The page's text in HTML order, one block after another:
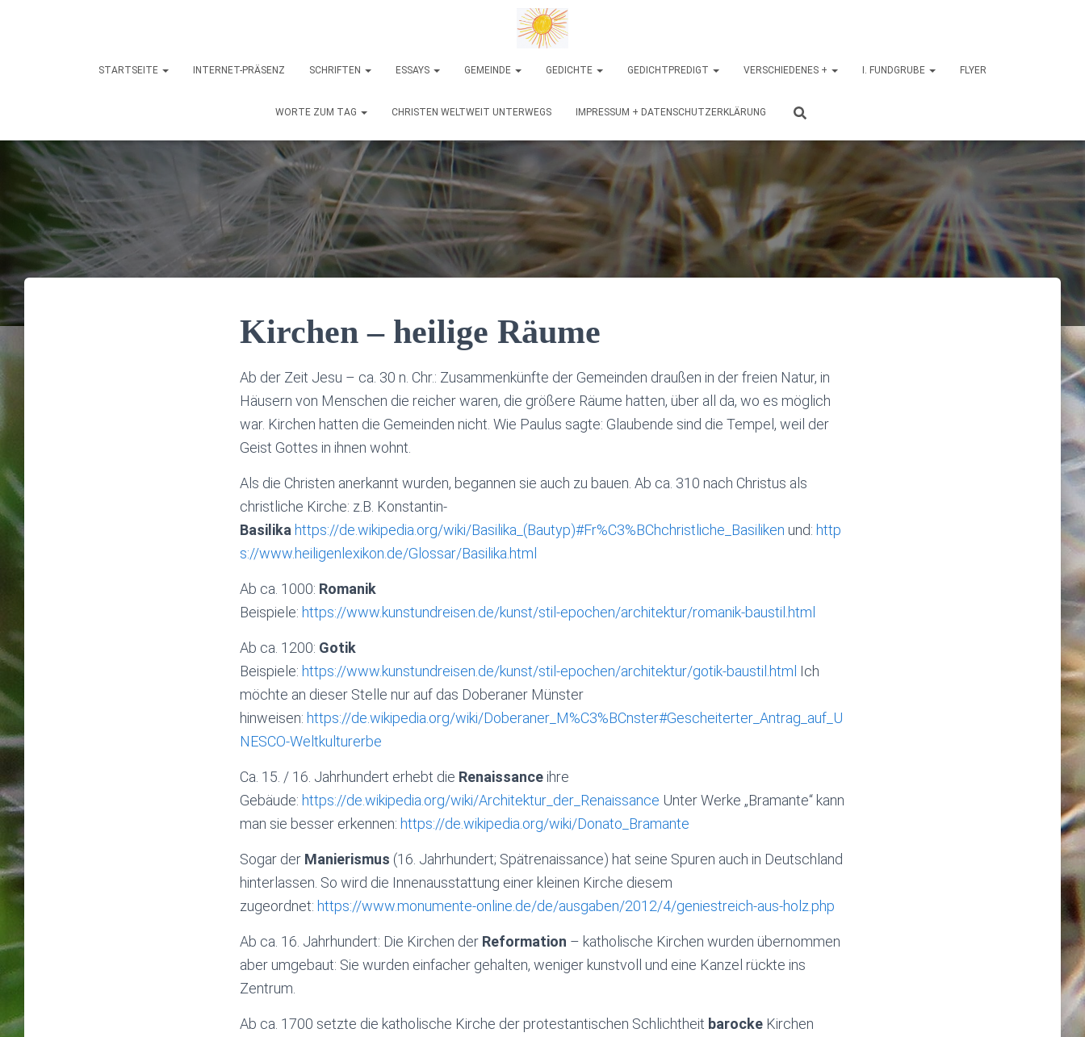
STARTSEITE INTERNET-PRÄSENZ SCHRIFTEN ESSAYS GEMEINDE GEDICHTE GEDICHTPREDIGT VERSCHIEDENES + I. FUNDGRUBE FLYER
WORTE ZUM TAG CHRISTEN WELTWEIT UNTERWEGS IMPRESSUM + DATENSCHUTZERKLÄRUNG
Kirchen – heilige Räume
Ab der Zeit Jesu – ca. 30 n. Chr.: Zusammenkünfte der Gemeinden draußen in der freien Natur, in
Häusern von Menschen die reicher waren, die größere Räume hatten, über all da, wo es möglich
war. Kirchen hatten die Gemeinden nicht. Wie Paulus sagte: Glaubende sind die Tempel, weil der
Geist Gottes in ihnen wohnt.
Als die Christen anerkannt wurden, begannen sie auch zu bauen. Ab ca. 310 nach Christus als
christliche Kirche: z.B. Konstantin-
Basilika https://de.wikipedia.org/wiki/Basilika_(Bautyp)#Fr%C3%BChchristliche_Basiliken und: http
s://www.heiligenlexikon.de/Glossar/Basilika.html
Ab ca. 1000: Romanik
Beispiele: https://www.kunstundreisen.de/kunst/stil-epochen/architektur/romanik-baustil.html
Ab ca. 1200: Gotik
Beispiele: https://www.kunstundreisen.de/kunst/stil-epochen/architektur/gotik-baustil.html Ich
möchte an dieser Stelle nur auf das Doberaner Münster
hinweisen: https://de.wikipedia.org/wiki/Doberaner_M%C3%BCnster#Gescheiterter_Antrag_auf_U
NESCO-Weltkulturerbe
Ca. 15. / 16. Jahrhundert erhebt die Renaissance ihre
Gebäude: https://de.wikipedia.org/wiki/Architektur_der_Renaissance Unter Werke „Bramante“ kann
man sie besser erkennen: https://de.wikipedia.org/wiki/Donato_Bramante
Sogar der Manierismus (16. Jahrhundert; Spätrenaissance) hat seine Spuren auch in Deutschland
hinterlassen. So wird die Innenausstattung einer kleinen Kirche diesem
zugeordnet: https://www.monumente-online.de/de/ausgaben/2012/4/geniestreich-aus-holz.php
Ab ca. 16. Jahrhundert: Die Kirchen der Reformation – katholische Kirchen wurden übernommen
aber umgebaut: Sie wurden einfacher gehalten, weniger kunstvoll und eine Kanzel rückte ins
Zentrum.
Ab ca. 1700 setzte die katholische Kirche der protestantischen Schlichtheit barocke Kirchen